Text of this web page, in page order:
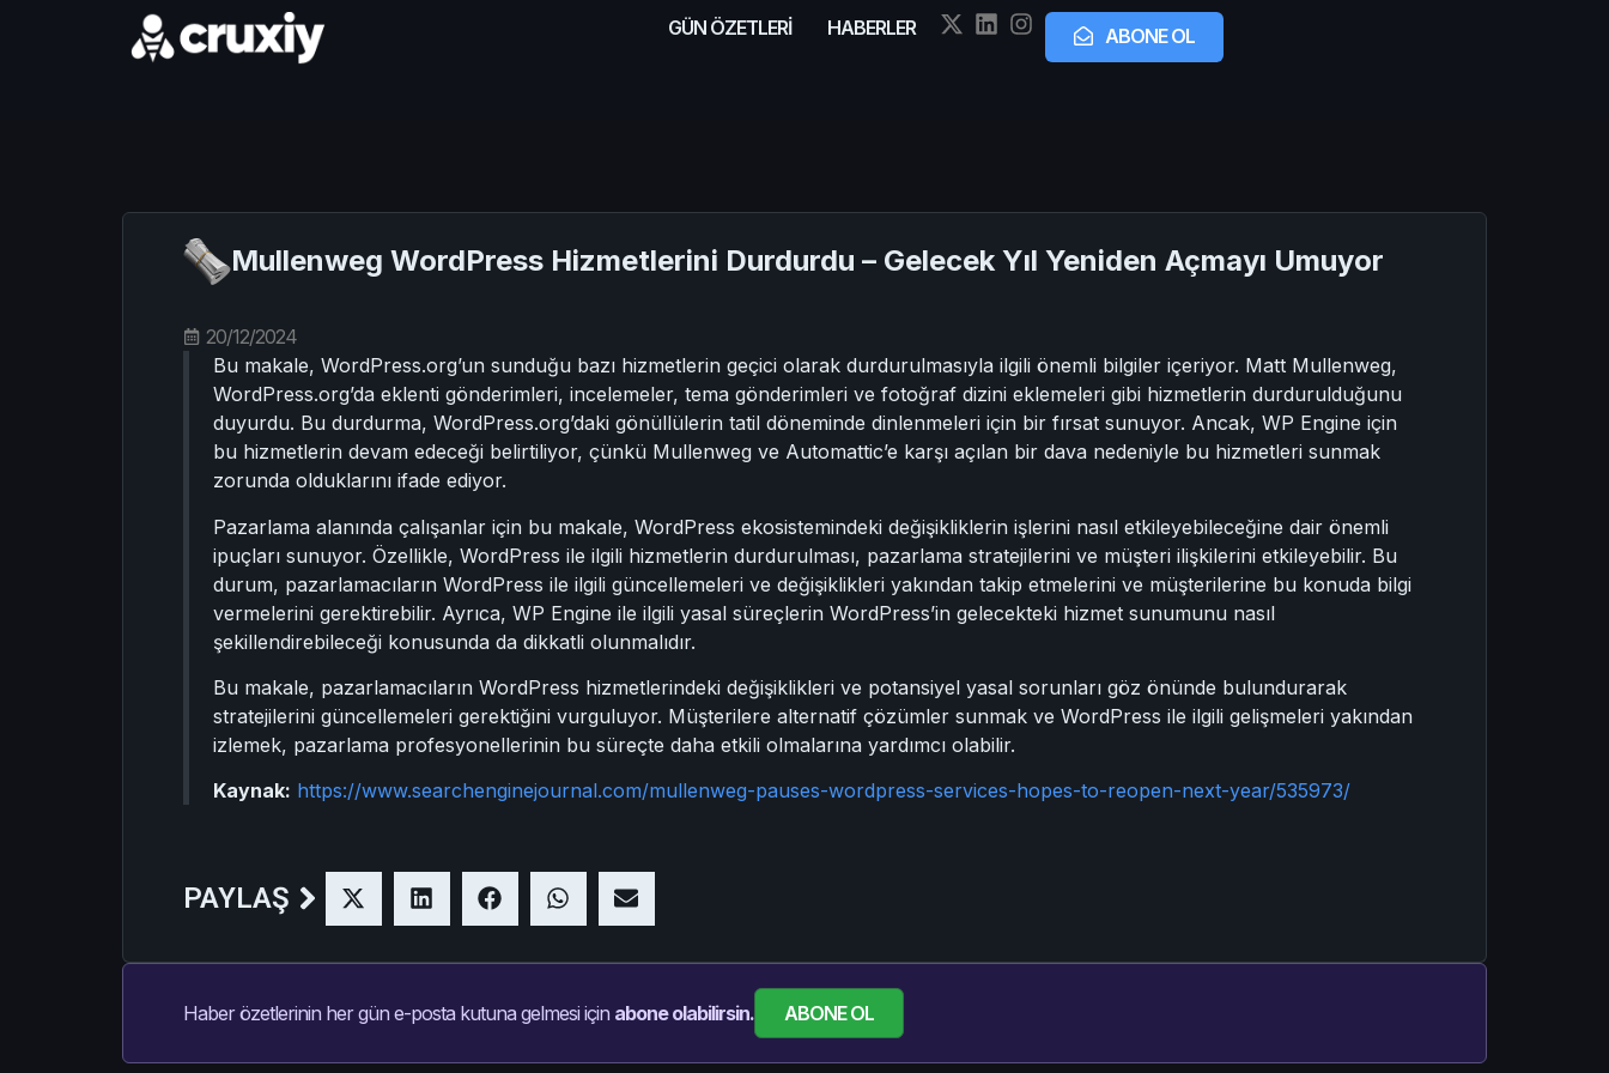
GÜN ÖZETLERİ HABERLER ABONE OL
Mullenweg WordPress Hizmetlerini Durdurdu – Gelecek Yıl Yeniden Açmayı Umuyor
20/12/2024
Bu makale, WordPress.org’un sunduğu bazı hizmetlerin geçici olarak durdurulmasıyla ilgili önemli bilgiler içeriyor. Matt Mullenweg,
WordPress.org’da eklenti gönderimleri, incelemeler, tema gönderimleri ve fotoğraf dizini eklemeleri gibi hizmetlerin durdurulduğunu
duyurdu. Bu durdurma, WordPress.org’daki gönüllülerin tatil döneminde dinlenmeleri için bir fırsat sunuyor. Ancak, WP Engine için
bu hizmetlerin devam edeceği belirtiliyor, çünkü Mullenweg ve Automattic’e karşı açılan bir dava nedeniyle bu hizmetleri sunmak
zorunda olduklarını ifade ediyor.
Pazarlama alanında çalışanlar için bu makale, WordPress ekosistemindeki değişikliklerin işlerini nasıl etkileyebileceğine dair önemli
ipuçları sunuyor. Özellikle, WordPress ile ilgili hizmetlerin durdurulması, pazarlama stratejilerini ve müşteri ilişkilerini etkileyebilir. Bu
durum, pazarlamacıların WordPress ile ilgili güncellemeleri ve değişiklikleri yakından takip etmelerini ve müşterilerine bu konuda bilgi
vermelerini gerektirebilir. Ayrıca, WP Engine ile ilgili yasal süreçlerin WordPress’in gelecekteki hizmet sunumunu nasıl
şekillendirebileceği konusunda da dikkatli olunmalıdır.
Bu makale, pazarlamacıların WordPress hizmetlerindeki değişiklikleri ve potansiyel yasal sorunları göz önünde bulundurarak
stratejilerini güncellemeleri gerektiğini vurguluyor. Müşterilere alternatif çözümler sunmak ve WordPress ile ilgili gelişmeleri yakından
izlemek, pazarlama profesyonellerinin bu süreçte daha etkili olmalarına yardımcı olabilir.
Kaynak: https://www.searchenginejournal.com/mullenweg-pauses-wordpress-services-hopes-to-reopen-next-year/535973/
PAYLAŞ
Haber özetlerinin her gün e-posta kutuna gelmesi için abone olabilirsin. ABONE OL